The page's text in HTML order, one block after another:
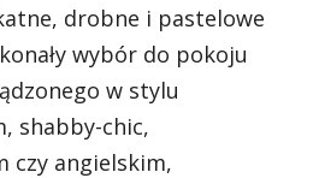
drobne i pastelowe
wybór do pokoju
w stylu
shabby-chic,
czy angielskim,